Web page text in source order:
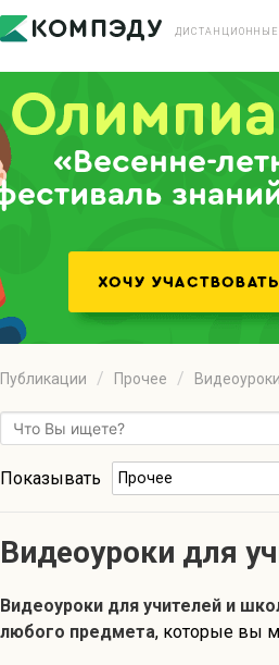
«Весенне-
Публикации Прочее Видеоуроки
Показывать Прочее
Видеоуроки для
Видеоуроки для учителей и
любого предмета, которые вы